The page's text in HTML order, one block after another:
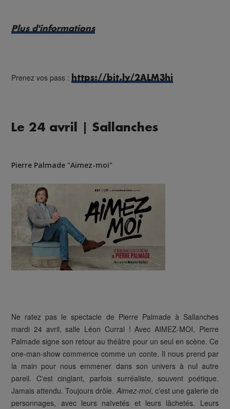
Plus d'informations
Prenez vos pass : https://bit.ly/2ALM3hi
Le 24 avril | Sallanches
Pierre Palmade "Aimez-moi"
Ne ratez pas le spectacle de Pierre Palmade à Sallanches
mardi 24 avril, salle Léon Curral ! Avec AIMEZ-MOI, Pierre
Palmade signe son retour au théâtre pour un seul en scène. Ce
one-man-show commence comme un conte. Il nous prend par
la main pour nous emmener dans son univers à nul autre
pareil. C'est cinglant, parfois surréaliste, souvent poétique.
Jamais attendu. Toujours drôle. Aimez-moi, c'est une galerie de
personnages, avec leurs naïvetés et leurs lâchetés. Leurs